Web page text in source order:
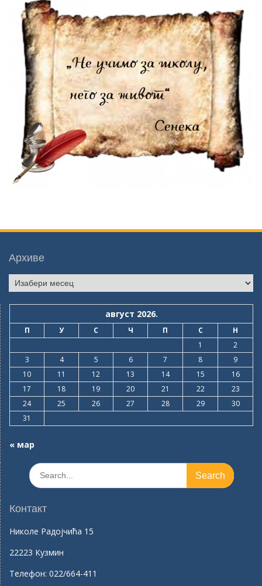
Архиве
Архиве
август 2026.
П У С Ч П С
Н
1
2
3
4 5 6 7 8
9
10
11 12 13 14 15
16
17
18 19 20 21 22
23
24
25 26 27 28 29
30
31
« мар
Search
for:
Контакт
Николе Радојчића 15
22223 Кузмин
Телефон: 022/664-411